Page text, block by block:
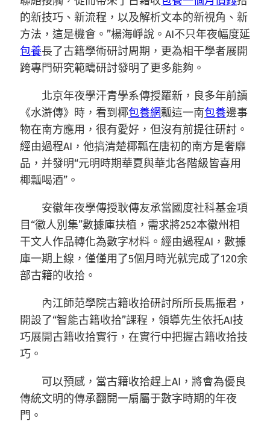
的新技巧、新流程，以及解析文本的新視角、新
方法，這是機會。”楊海崢說。AI不只年夜幅度延
包養長了古籍學術研討周期，更為相干學者展開
跨專門研究範疇研討發明了更多能夠。
北京年夜學汗青學系傳授羅新，良多年前讀
《水滸傳》時，看到椰包養網瓢這一南包養邊事
物在南方應用，很有愛好，但沒有前提往研討。
經由過程AI，他搞清楚椰瓢在唐初的南方是奢靡
品，并發明“元明時期華夏與華北各階級皆喜用
椰瓢喝酒”。
安徽年夜學傳授耿傳友承當國度社科基金項
目“徽人別集”數據庫扶植，需求將252本徽州相
干文人作品轉化為數字材料。經由過程AI，數據
庫一期上線，僅僅用了5個月時光就完成了120余
部古籍的收拾。
內江師范學院古籍收拾研討所所長馬振君，
開設了“智能古籍收拾”課程，領導先生依托AI技
巧展開古籍收拾實行，在實行中把握古籍收拾技
巧。
可以預感，當古籍收拾趕上AI，將會為優良
傳統文明的傳承翻開一扇屬于數字時期的年夜
門。